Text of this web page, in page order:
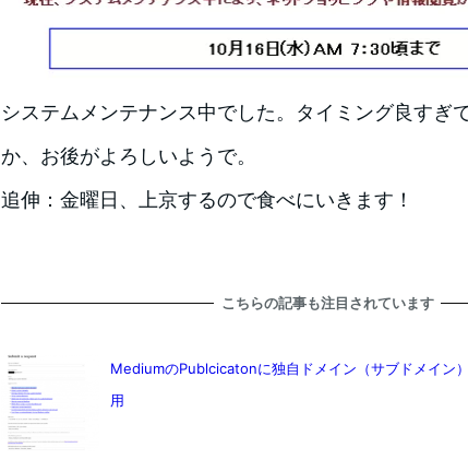
システムメンテナンス中でした。タイミング良すぎ
か、お後がよろしいようで。
追伸：金曜日、上京するので食べにいきます！
こちらの記事も注目されています
MediumのPublcicatonに独自ドメイン（サブドメイン
用